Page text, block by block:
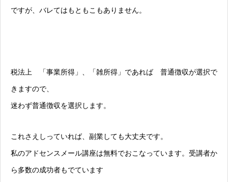
ですが、バレてはもともこもありません。
税法上 「事業所得」、「雑所得」であれば 普通徴収が選択で
きますので、
迷わず普通徴収を選択します。
これさえしっていれば、副業しても大丈夫です。
私のアドセンスメール講座は無料でおこなっています。受講者か
ら多数の成功者もでています